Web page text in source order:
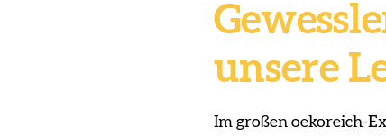
unsere
Im großen oekoreich-